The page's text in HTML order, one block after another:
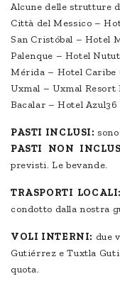
Alcune delle strutture
Città del Messico –
San Cristóbal – Hotel
Palenque – Hotel
Mérida – Hotel Caribe
Uxmal – Uxmal Resort
Bacalar – Hotel Azul36
PASTI INCLUSI:
PASTI NON
previsti. Le bevande.
TRASPORTI
condotto dalla nostra
VOLI INTERNI: due
Gutiérrez e Tuxtla
quota.